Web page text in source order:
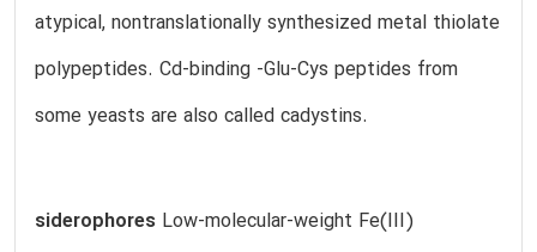
atypical, nontranslationally synthesized metal thiolate
polypeptides. Cd-binding -Glu-Cys peptides from
some yeasts are also called cadystins.
siderophores Low-molecular-weight Fe(III)